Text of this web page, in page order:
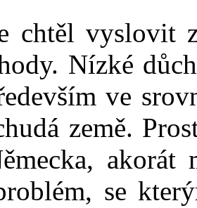
chtěl vyslovit
Nízké
ve
země.
akorát
se